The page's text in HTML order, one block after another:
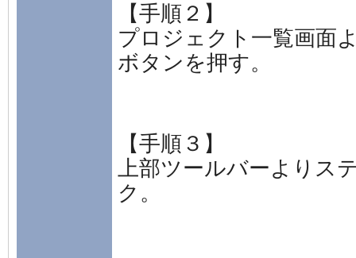
【手順２】
プロジェクト一覧画面
ボタンを押す。
【手順３】
上部ツールバーよりス
ク。